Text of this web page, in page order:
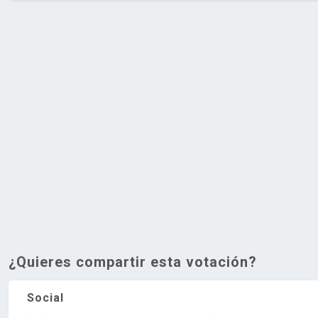
¿Quieres compartir esta votación?
Social